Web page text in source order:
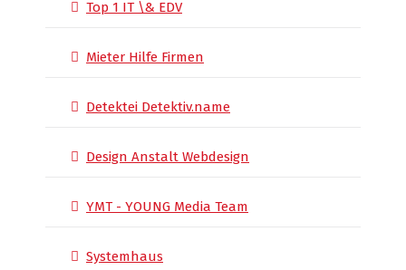
Top 1 IT \& EDV
Mieter Hilfe Firmen
Detektei Detektiv.name
Design Anstalt Webdesign
YMT - YOUNG Media Team
Systemhaus